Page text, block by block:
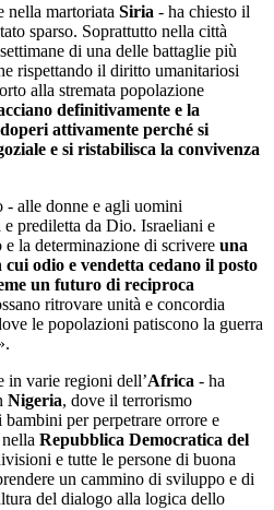
nella martoriata Siria - ha chiesto il
sparso. Soprattutto nella città
di una delle battaglie più
rispettando il diritto umanitariosi
alla stremata popolazione
definitivamente e la
attivamente perché si
e si ristabilisca la convivenza
- alle donne e agli uomini
e prediletta da Dio. Israeliani e
la determinazione di scrivere una
odio e vendetta cedano il posto
un futuro di reciproca
ritrovare unità e concordia
le popolazioni patiscono la guerra
in varie regioni dell’Africa - ha
Nigeria, dove il terrorismo
per perpetrare orrore e
Repubblica Democratica del
e tutte le persone di buona
un cammino di sviluppo e di
del dialogo alla logica dello